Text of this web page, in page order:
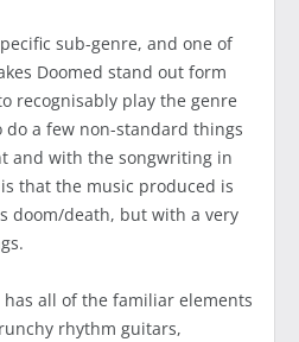
sub-genre, and one of
Doomed stand out form
recognisably play the genre
a few non-standard things
and with the songwriting in
that the music produced is
doom/death, but with a very
all of the familiar elements
rhythm guitars,